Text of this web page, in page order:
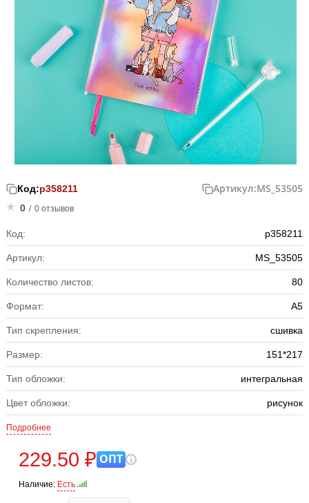
Код:р358211 Артикул:MS_53505
0 / 0 отзывов
Код: р358211
Артикул: MS_53505
Количество листов: 80
Формат: А5
Тип скрепления: сшивка
Размер: 151*217
Тип обложки: интегральная
Цвет обложки: рисунок
Подробнее
229.50 ₽ ОПТ
Наличие: Есть